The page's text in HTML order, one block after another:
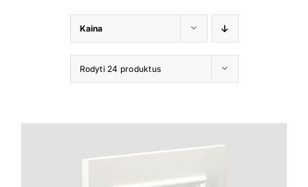
Kaina
Rodyti 24 produktus